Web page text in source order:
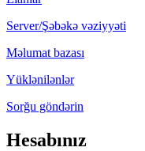
Server/Şəbəkə vəziyyəti
Məlumat bazası
Yüklənilənlər
Sorğu göndərin
Hesabınız